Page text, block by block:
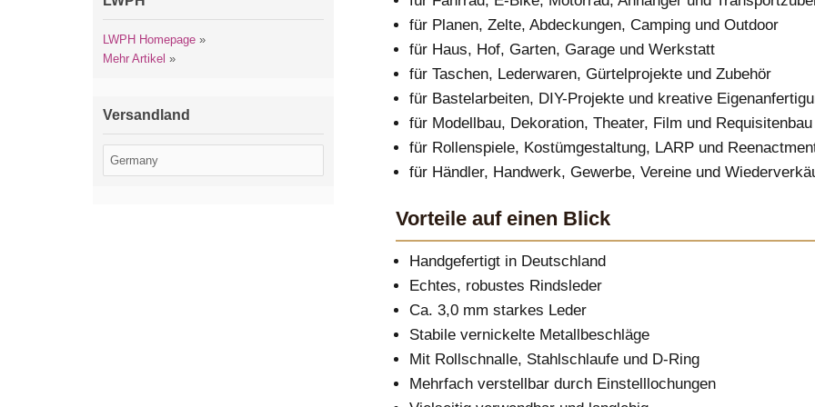
für Planen, Zelte, Abdeckungen, Camping und Outdoor
für Haus, Hof, Garten, Garage und Werkstatt
für Taschen, Lederwaren, Gürtelprojekte und Zubehör
für Bastelarbeiten, DIY-Projekte und kreative
für Modellbau, Dekoration, Theater, Film und Requisitenbau
für Rollenspiele, Kostümgestaltung, LARP und
für Händler, Handwerk, Gewerbe, Vereine und
Vorteile auf einen Blick
Handgefertigt in Deutschland
Echtes, robustes Rindsleder
Ca. 3,0 mm starkes Leder
Stabile vernickelte Metallbeschläge
Mit Rollschnalle, Stahlschlaufe und D-Ring
Mehrfach verstellbar durch Einstelllochungen
LWPH Homepage »
Mehr Artikel »
Versandland